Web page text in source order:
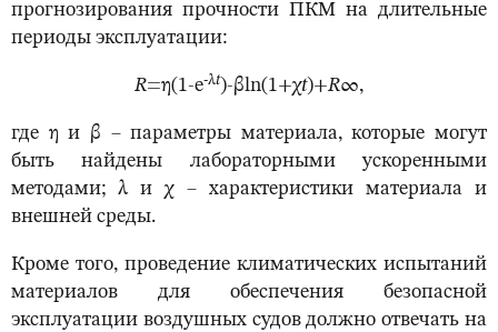
прогнозирования прочности ПКМ на длительные
периоды эксплуатации:
R=η(1-e-λt)-βln(1+χt)+R∞,
где η и β – параметры материала, которые могут
быть найдены лабораторными ускоренными
методами; λ и χ – характеристики материала и
внешней среды.
Кроме того, проведение климатических испытаний
материалов для обеспечения безопасной
эксплуатации воздушных судов должно отвечать на